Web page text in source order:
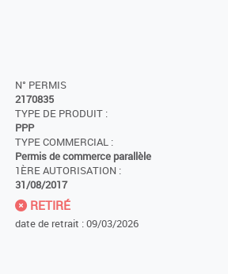
N° PERMIS
2170835
TYPE DE PRODUIT :
PPP
TYPE COMMERCIAL :
Permis de commerce parallèle
1ÈRE AUTORISATION :
31/08/2017
RETIRÉ
date de retrait : 09/03/2026